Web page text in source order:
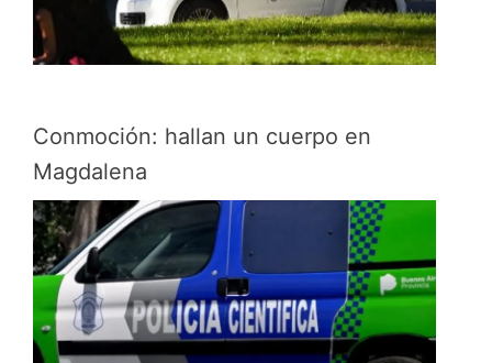
Conmoción: hallan un cuerpo en
Magdalena